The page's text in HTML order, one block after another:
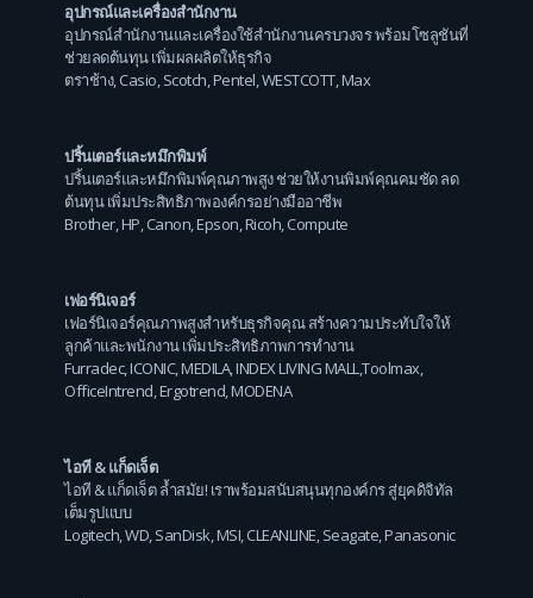
อุปกรณ์และเครื่องสำนักงาน
อุปกรณ์สำนักงานและเครื่องใช้สำนักงานครบวงจร พร้อมโซลูชันที่
ช่วยลดต้นทุน เพิ่มผลผลิตให้ธุรกิจ
ตราช้าง,Casio,Scotch,Pentel,WESTCOTT,Max
ปริ้นเตอร์และหมึกพิมพ์
ปริ้นเตอร์และหมึกพิมพ์คุณภาพสูง ช่วยให้งานพิมพ์คุณคมชัด ลด
ต้นทุน เพิ่มประสิทธิภาพองค์กรอย่างมืออาชีพ
Brother,HP,Canon,Epson,Ricoh,Compute
เฟอร์นิเจอร์
เฟอร์นิเจอร์คุณภาพสูงสำหรับธุรกิจคุณ สร้างความประทับใจให้
ลูกค้าและพนักงาน เพิ่มประสิทธิภาพการทำงาน
Furradec,ICONIC,MEDILA,INDEX LIVING MALL,Toolmax,
OfficeIntrend,Ergotrend,MODENA
ไอที & แก็ดเจ็ต
ไอที & แก็ดเจ็ต ล้ำสมัย! เราพร้อมสนับสนุนทุกองค์กร สู่ยุคดิจิทัล
เต็มรูปแบบ
Logitech,WD,SanDisk,MSI,CLEANLINE,Seagate,Panasonic